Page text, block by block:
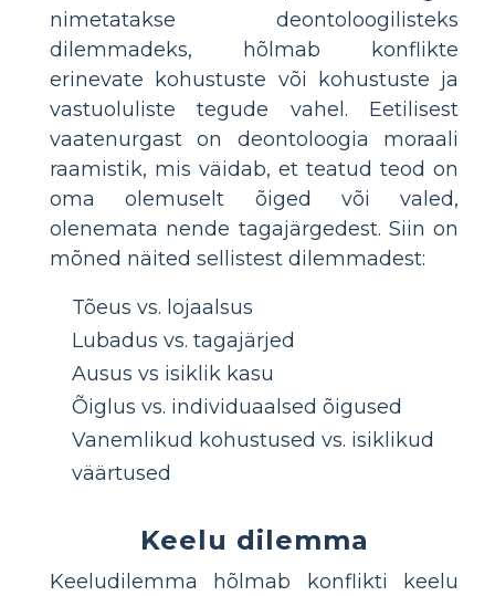
nimetatakse deontoloogilisteks
dilemmadeks, hõlmab konflikte
erinevate kohustuste või kohustuste ja
vastuoluliste tegude vahel. Eetilisest
vaatenurgast on deontoloogia moraali
raamistik, mis väidab, et teatud teod on
oma olemuselt õiged või valed,
olenemata nende tagajärgedest. Siin on
mõned näited sellistest dilemmadest:
Tõeus vs. lojaalsus
Lubadus vs. tagajärjed
Ausus vs isiklik kasu
Õiglus vs. individuaalsed õigused
Vanemlikud kohustused vs. isiklikud
väärtused
Keelu dilemma
Keeludilemma hõlmab konflikti keelu